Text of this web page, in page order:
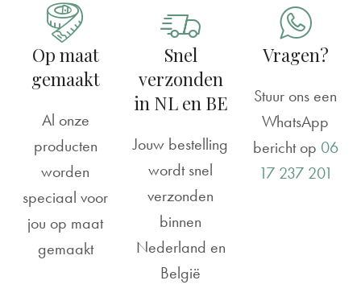
Op maat
gemaakt
Al onze
producten
worden
speciaal voor
jou op maat
gemaakt
Snel
verzonden
in NL en BE
Jouw bestelling
wordt snel
verzonden
binnen
Nederland en
België
Vragen?
Stuur ons een
WhatsApp
bericht op 06
17 237 201